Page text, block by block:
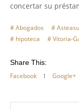
concertar su
Abogados
hipoteca
Vitoria-
Share This:
Facebook Google+